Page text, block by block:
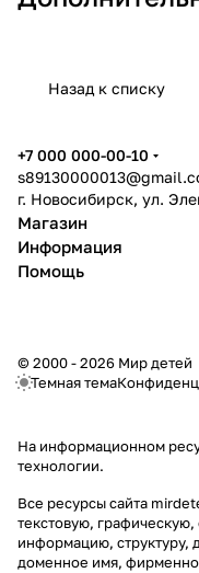
Назад к списку
+7 000 000-00-10
г. Новосибирск, ул.
Магазин
Информация
Помощь
© 2000 - 2026 Мир детей
Темная тема
На информационном
технологии.
Все ресурсы сайта
текстовую,
информацию, структуру,
доменное имя,